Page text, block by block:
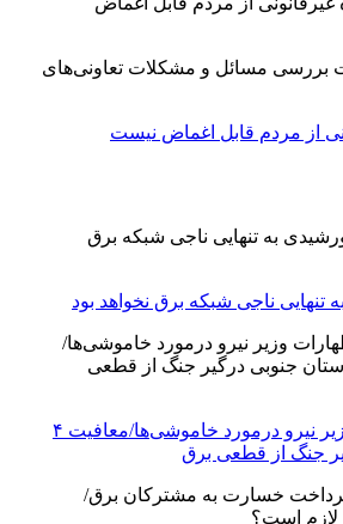
بررسی مسائل و مشکلات تعاونی‌های
از مردم قابل اغماض نیست
تنهایی ناجی شبکه برق نخواهد بود
آخرین اظهارات وزیر نیرو درمورد خاموشی‌ها/معافیت ۴
جنگ از قطعی برق